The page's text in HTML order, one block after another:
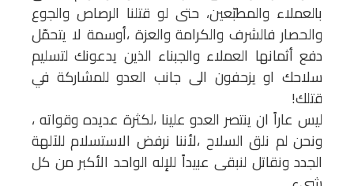
بالعملاء والمطبّعين، حتى لو قتلنا الرصاص والجوع
والحصار فالشرف والكرامة والعزة ،أوسمة لا يتحمّل
دفع أثمانها العملاء والجبناء الذين يدعونك لتسليم
سلاحك او يزحفون الى جانب العدو للمشاركة في
قتلك!
ليس عاراً ان ينتصر العدو علينا ،لكثرة عديده وقواته ،
ونحن لم نلق السلاح ،لأننا نرفض الاستسلام للآلهة
الجدد ونقاتل لنبقى عبيداً للإله الواحد الأكبر من كل